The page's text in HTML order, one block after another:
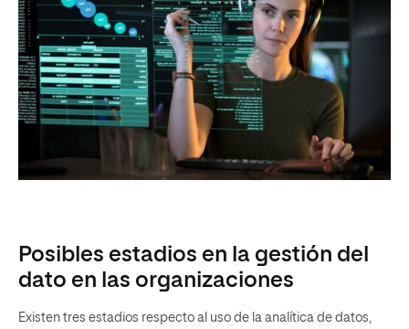
Posibles estadios en la gestión del
dato en las organizaciones
Existen tres estadios respecto al uso de la analítica de datos,